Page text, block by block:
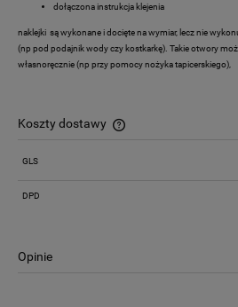
dołączona instrukcja klejenia
naklejki są wykonane i docięte na wymiar, lecz nie
(np pod podajnik wody czy kostkarkę). Takie otwory
własnoręcznie (np przy pomocy nożyka tapicerskiego),
Koszty dostawy
Cena nie zawiera ewentualnych kosztów
GLS
DPD
Opinie